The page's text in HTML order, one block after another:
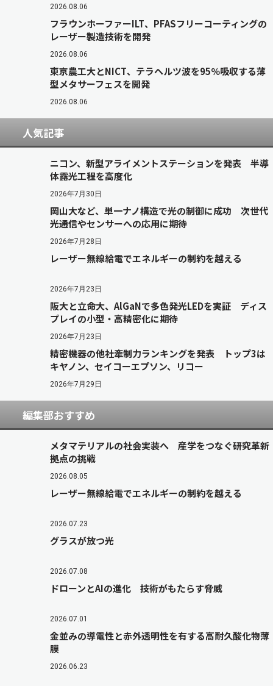
2026.08.06
フラウンホーファーILT、PFASフリーコーティングの
レーザー製造技術を開発
2026.08.06
東京農工大とNICT、テラヘルツ波を95％吸収する薄
型メタサーフェスを開発
2026.08.06
人気記事
ニコン、新型アライメントステーションを発表 半導
体露光工程を高度化
2026年7月30日
岡山大など、単一ナノ構造で光の制御に成功 次世代
光通信やセンサーへの応用に期待
2026年7月28日
レーザー無線給電でエネルギーの制約を越える
2026年7月23日
阪大と立命大、AlGaNで多色発光LEDを実証 ディス
プレイの小型・高精密化に期待
2026年7月23日
精密機器の他社牽制力ランキングを発表 トップ3は
キヤノン、セイコーエプソン、リコー
2026年7月29日
編集部おすすめ
メタマテリアルの社会実装へ 産学をつなぐ研究革新
拠点の挑戦
2026.08.05
レーザー無線給電でエネルギーの制約を越える
2026.07.23
グラスが放つ光
2026.07.08
ドローンとAIの進化 技術がもたらす脅威
2026.07.01
金並みの導電性と赤外透明性を有する高耐久酸化物薄
膜
2026.06.23